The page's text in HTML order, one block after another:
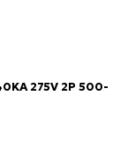
275V 2P 500-